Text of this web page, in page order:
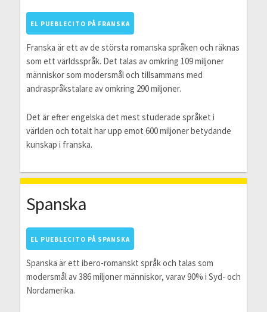
EL PUEBLECITO PÅ FRANSKA
Franska är ett av de största romanska språken och räknas
som ett världsspråk. Det talas av omkring 109 miljoner
människor som modersmål och tillsammans med
andraspråkstalare av omkring 290 miljoner.
Det är efter engelska det mest studerade språket i
världen och totalt har upp emot 600 miljoner betydande
kunskap i franska.
Spanska
EL PUEBLECITO PÅ SPANSKA
Spanska är ett ibero-romanskt språk och talas som
modersmål av 386 miljoner människor, varav 90% i Syd- och
Nordamerika.